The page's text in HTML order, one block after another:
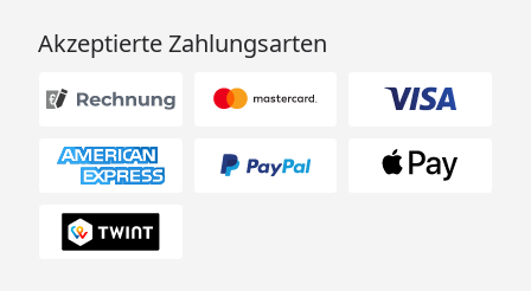
Akzeptierte Zahlungsarten